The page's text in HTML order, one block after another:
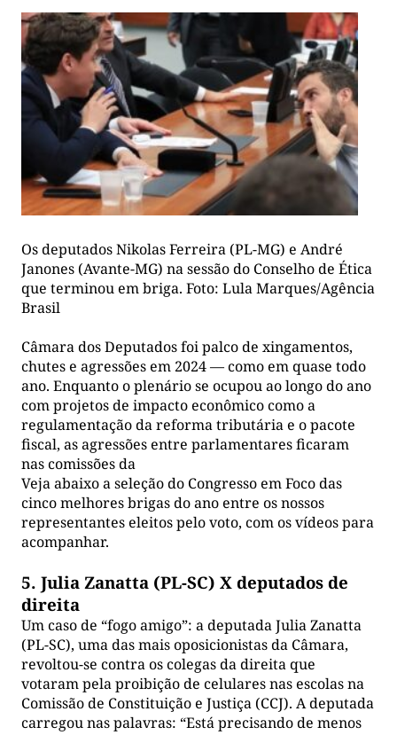
Os deputados Nikolas Ferreira (PL-MG) e André
Janones (Avante-MG) na sessão do Conselho de Ética
que terminou em briga. Foto: Lula Marques/Agência
Brasil
Câmara dos Deputados foi palco de xingamentos,
chutes e agressões em 2024 — como em quase todo
ano. Enquanto o plenário se ocupou ao longo do ano
com projetos de impacto econômico como a
regulamentação da reforma tributária e o pacote
fiscal, as agressões entre parlamentares ficaram
nas comissões da
Veja abaixo a seleção do Congresso em Foco das
cinco melhores brigas do ano entre os nossos
representantes eleitos pelo voto, com os vídeos para
acompanhar.
5. Julia Zanatta (PL-SC) X deputados de
direita
Um caso de “fogo amigo”: a deputada Julia Zanatta
(PL-SC), uma das mais oposicionistas da Câmara,
revoltou-se contra os colegas da direita que
votaram pela proibição de celulares nas escolas na
Comissão de Constituição e Justiça (CCJ). A deputada
carregou nas palavras: “Está precisando de menos